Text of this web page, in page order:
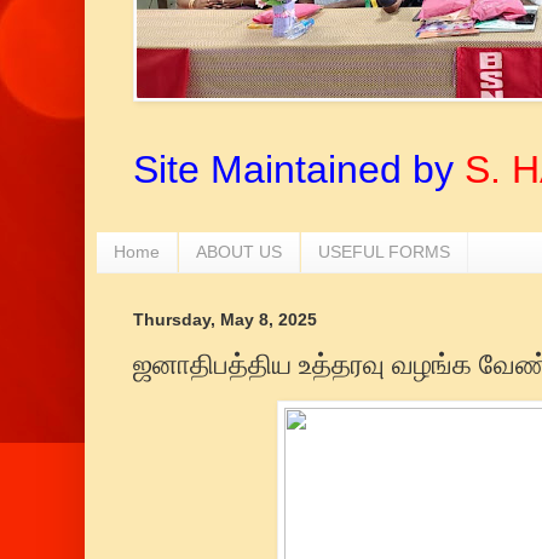
Site Maintained by S.
Home ABOUT US USEFUL FORMS
Thursday, May 8, 2025
ஜனாதிபத்திய உத்தரவு வழங்க